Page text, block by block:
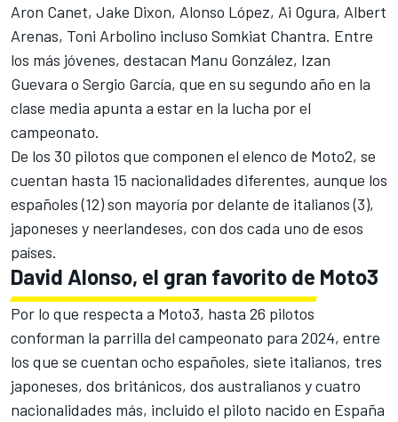
Aron Canet, Jake Dixon, Alonso López, Ai Ogura, Albert
Arenas, Toni Arbolino incluso Somkiat Chantra. Entre
los más jóvenes, destacan Manu González, Izan
Guevara o Sergio García, que en su segundo año en la
clase media apunta a estar en la lucha por el
campeonato.
De los 30 pilotos que componen el elenco de Moto2, se
cuentan hasta 15 nacionalidades diferentes, aunque los
españoles (12) son mayoría por delante de italianos (3),
japoneses y neerlandeses, con dos cada uno de esos
países.
David Alonso, el gran favorito de Moto3
Por lo que respecta a Moto3, hasta 26 pilotos
conforman la parrilla del campeonato para 2024, entre
los que se cuentan ocho españoles, siete italianos, tres
japoneses, dos británicos, dos australianos y cuatro
nacionalidades más, incluido el piloto nacido en España